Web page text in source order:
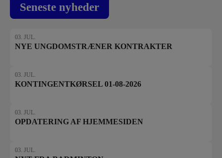
Seneste nyheder
03. JUL.
NYE UNGDOMSTRÆNER KONTRAKTER
03. JUL.
KONTINGENTKØRSEL 01-08-2026
03. JUL.
OPDATERING AF HJEMMESIDEN
03. JUL.